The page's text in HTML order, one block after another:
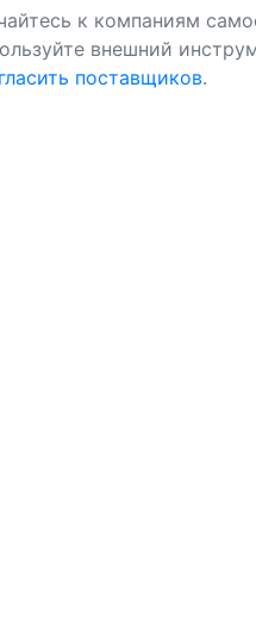
к компаниям
внешний
поставщиков.